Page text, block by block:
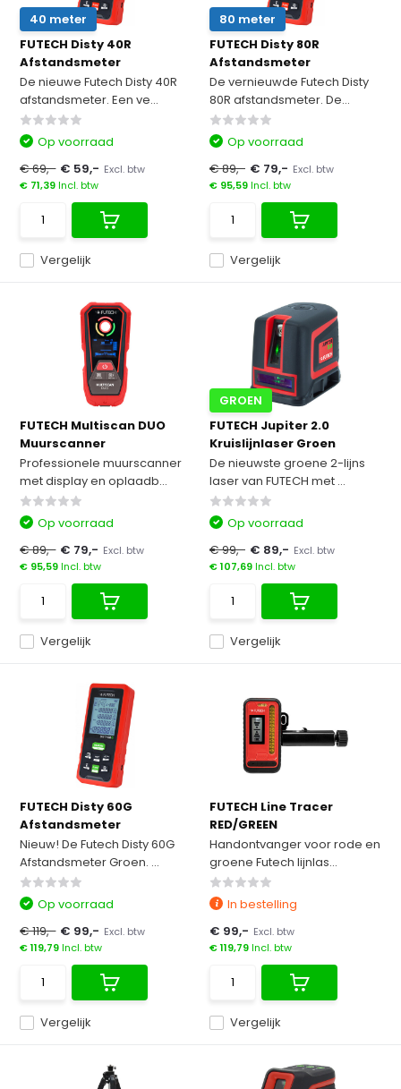
40 meter
FUTECH Disty 40R
Afstandsmeter
De nieuwe Futech Disty 40R
afstandsmeter. Een ve...
Vergelijk
Op voorraad
€ 69,- € 59,- Excl. btw
€ 71,39Incl. btw
80 meter
FUTECH Disty 80R
Afstandsmeter
De vernieuwde Futech Disty
80R afstandsmeter. De...
Vergelijk
Op voorraad
€ 89,- € 79,- Excl. btw
€ 95,59Incl. btw
FUTECH Multiscan DUO
Muurscanner
Professionele muurscanner
met display en oplaadb...
Vergelijk
Op voorraad
€ 89,- € 79,- Excl. btw
€ 95,59Incl. btw
GROEN
FUTECH Jupiter 2.0
Kruislijnlaser Groen
De nieuwste groene 2-lijns
laser van FUTECH met ...
Vergelijk
Op voorraad
€ 99,- € 89,- Excl. btw
€ 107,69Incl. btw
FUTECH Disty 60G
Afstandsmeter
Nieuw! De Futech Disty 60G
Afstandsmeter Groen. ...
Vergelijk
Op voorraad
€ 119,- € 99,- Excl. btw
€ 119,79Incl. btw
FUTECH Line Tracer
RED/GREEN
Handontvanger voor rode en
groene Futech lijnlas...
Vergelijk
In bestelling
€ 99,- Excl. btw
€ 119,79Incl. btw